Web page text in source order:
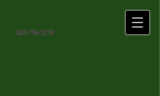
303-756-5218